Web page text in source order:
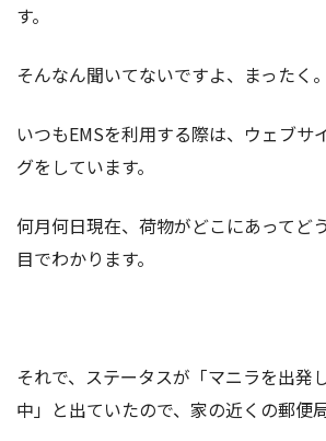
す。
そんなん聞いてないですよ、まったく。
いつもEMSを利用する際は、ウェブサ
グをしています。
何月何日現在、荷物がどこにあってど
目でわかります。
それで、ステータスが「マニラを出発
中」と出ていたので、家の近くの郵便